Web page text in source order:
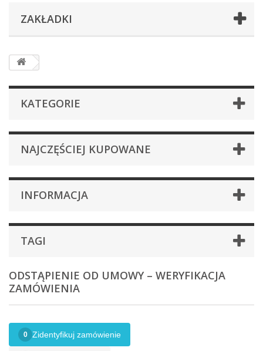
ZAKŁADKI
KATEGORIE
NAJCZĘŚCIEJ KUPOWANE
INFORMACJA
TAGI
ODSTĄPIENIE OD UMOWY – WERYFIKACJA
ZAMÓWIENIA
0 Zidentyfikuj zamówienie